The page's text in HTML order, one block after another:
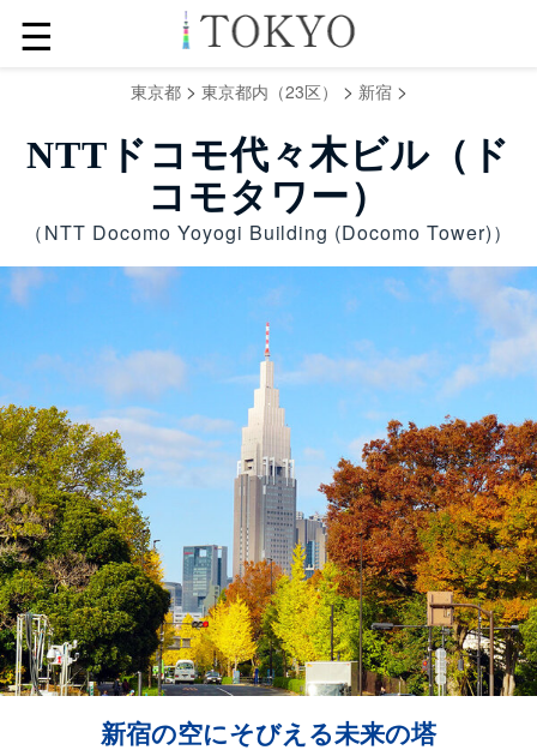
☰
東京都> 東京都内（23区） > 新宿>
NTTドコモ代々木ビル（ド
コモタワー）
（NTT Docomo Yoyogi Building (Docomo Tower)）
新宿の空にそびえる未来の塔